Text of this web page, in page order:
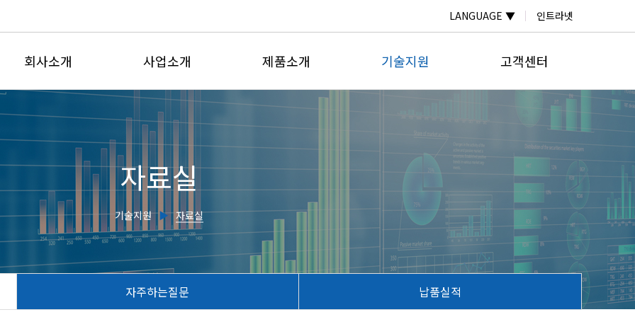
LANGUAGE ▼ 인트라넷
회사소개
인사말
회사연혁
인증현황
주요실적
찾아오시는길
사업소개
유체유동사업부
계측제어사업부
유량교정센터
제품소개
전자유량계
초음파유량계
전자기식수도미터
초음파수위계
유량감시판넬
기술지원
자주하는질문
납품실적
고객센터
온라인문의
공지사항
보도자료
자료실
기술지원 ▶ 자료실
자주하는질문 납품실적